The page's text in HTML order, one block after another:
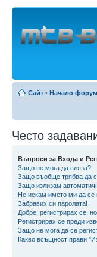
Сайт • Начало форум
Често
Въпроси за Входа и
Защо не мога да вляза?
Защо въобще трябва да
Защо излизам
Не искам името ми да се
Забравих си паролата!
Добре, регистрирах се,
Регистрирах се преди
Защо не мога да се
Какво всъщност прави